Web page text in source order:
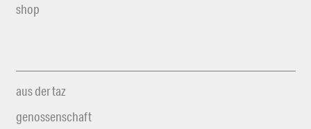
shop
aus der taz
genossenschaft